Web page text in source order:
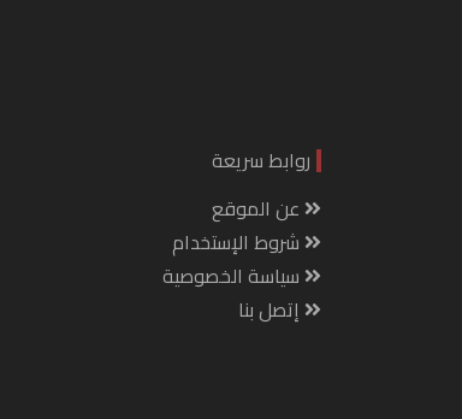
روابط سريعة
عن الموقع
شروط الإستخدام
سياسة الخصوصية
إتصل بنا